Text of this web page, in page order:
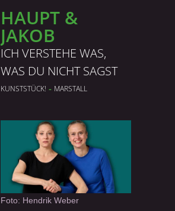
HAUPT &
JAKOB
ICH VERSTEHE WAS,
WAS DU NICHT SAGST
KUNSTSTÜCK! - MARSTALL
Foto: Hendrik Weber